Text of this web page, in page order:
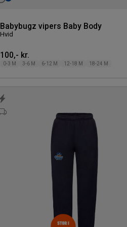
Babybugz vipers Baby Body
Hvid
100,- kr.
0-3 M 3-6 M 6-12 M 12-18 M 18-24 M